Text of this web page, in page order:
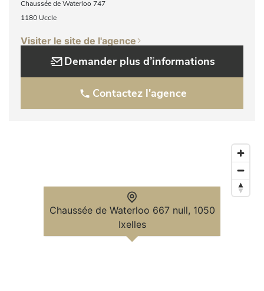
Chaussée de Waterloo 747
1180 Uccle
Visiter le site de l'agence
Demander plus d’informations
Contactez l'agence
Chaussée de Waterloo 667 null, 1050
Ixelles